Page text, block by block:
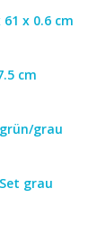
x 0.6 cm
cm
grau
grau